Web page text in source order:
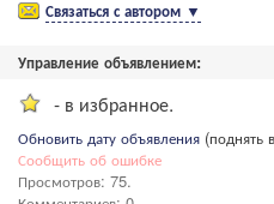
Связаться с автором ▼
Управление объявлением:
- в избранное.
Обновить дату объявления (поднять
Сообщить об ошибке
Просмотров: 75.